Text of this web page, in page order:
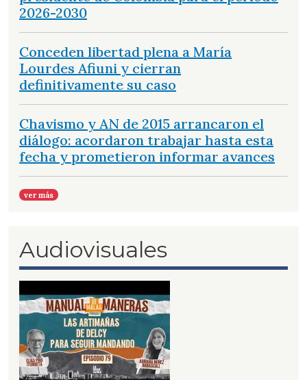
2026-2030
Conceden libertad plena a María
Lourdes Afiuni y cierran
definitivamente su caso
Chavismo y AN de 2015 arrancaron el
diálogo: acordaron trabajar hasta esta
fecha y prometieron informar avances
ver más
Audiovisuales